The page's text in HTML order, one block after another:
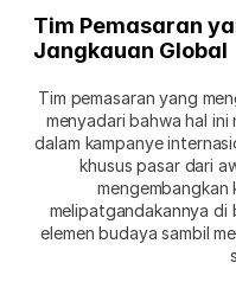
Tim Pemasaran
Jangkauan Global
Tim pemasaran yang
menyadari bahwa hal
dalam kampanye
khusus pasar dari
melipatgandakannya di
elemen budaya sambil